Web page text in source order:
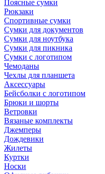
Поясные сумки
Рюкзаки
Спортивные сумки
Сумки для документов
Сумки для ноутбука
Сумки для пикника
Сумки с логотипом
Чемоданы
Чехлы для планшета
Аксессуары
Бейсболки с логотипом
Брюки и шорты
Ветровки
Вязаные комплекты
Джемперы
Дождевики
Жилеты
Куртки
Носки